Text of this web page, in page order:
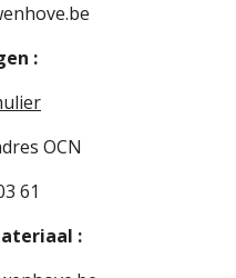
:
OCN
61
: